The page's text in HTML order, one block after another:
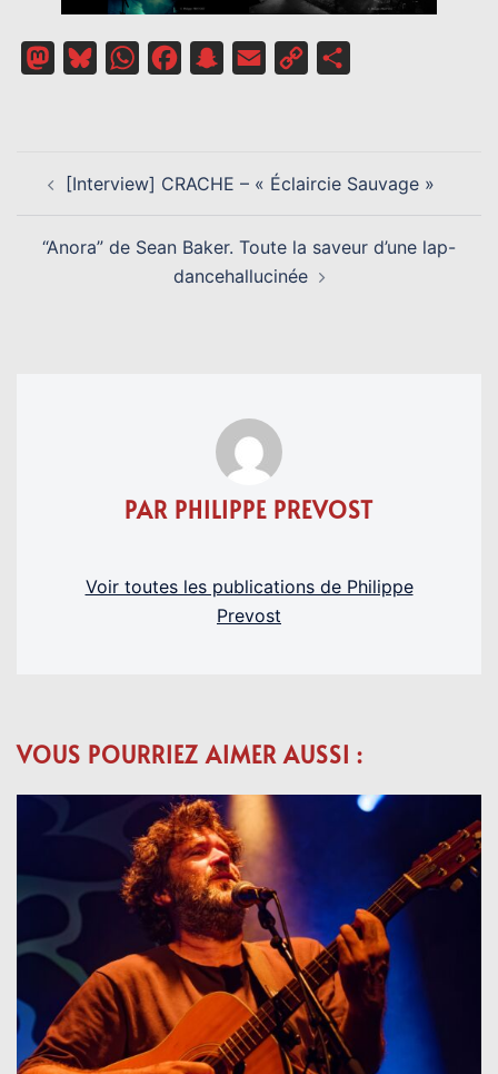
MastodonBlueskyWhatsAppFacebookSnapchat
Email
Copy
D’ARTICLE
[Interview] CRACHE – « Éclaircie Sauvage »
“Anora” de Sean Baker. Toute la saveur d’une lap-
dancehallucinée
PAR PHILIPPE PREVOST
Voir toutes les publications de Philippe
Prevost
VOUS POURRIEZ AIMER AUSSI :